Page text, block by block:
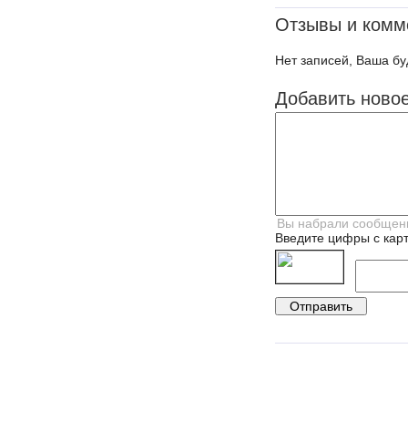
Отзывы и
Нет записей, Ваша
Добавить
Введите цифры с